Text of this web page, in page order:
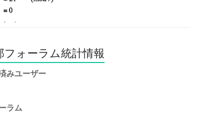
フォーラム統計情報
みユーザー
ラム